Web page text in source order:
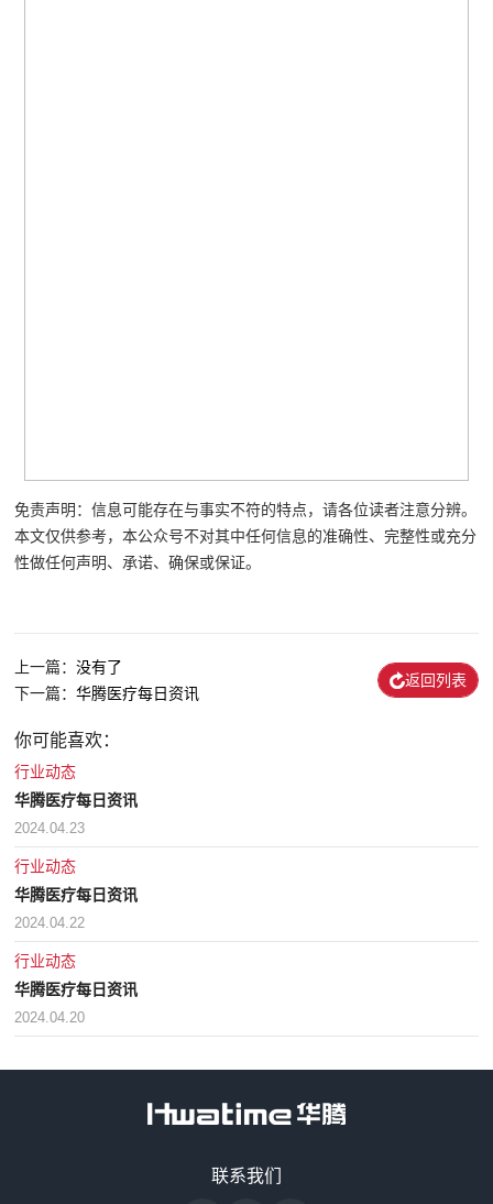
免责声明：信息可能存在与事实不符的特点，请各位读者注意分辨。
本文仅供参考，本公众号不对其中任何信息的准确性、完整性或充分
性做任何声明、承诺、确保或保证。
上一篇：没有了
下一篇：华腾医疗每日资讯
返回列表
你可能喜欢：
行业动态
华腾医疗每日资讯
2024.04.23
行业动态
华腾医疗每日资讯
2024.04.22
行业动态
华腾医疗每日资讯
2024.04.20
联系我们